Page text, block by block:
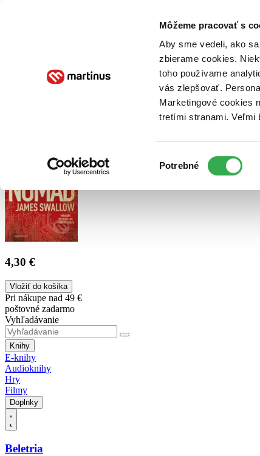
Môžeme pracovať s
Aby sme vedeli, ako
zbierame cookies.
toho používame
vás zlepšovať.
Marketingové cookies
tretími stranami. Veľmi
súhlasu
Potrebné
Poukážky Kontakt
4,30 €
Vložiť do košíka
Pri nákupe nad 49 €
poštovné zadarmo
Vyhľadávanie
Knihy
E-knihy
Audioknihy
Hry
Filmy
Doplnky
Beletria